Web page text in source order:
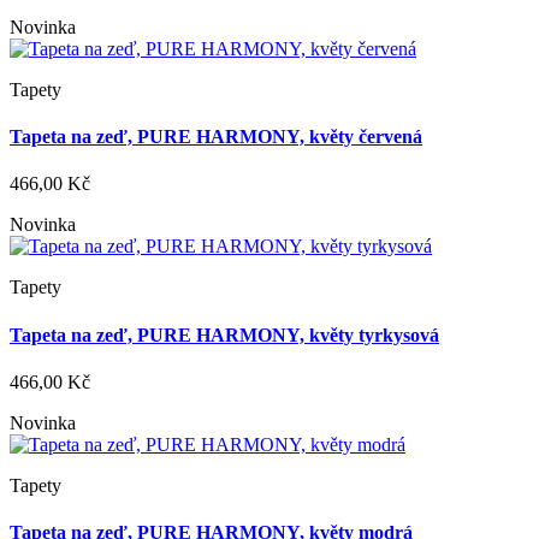
Novinka
Tapety
Tapeta na zeď, PURE HARMONY, květy červená
466,00 Kč
Novinka
Tapety
Tapeta na zeď, PURE HARMONY, květy tyrkysová
466,00 Kč
Novinka
Tapety
Tapeta na zeď, PURE HARMONY, květy modrá